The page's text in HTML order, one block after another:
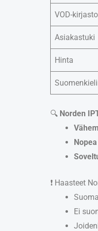
VOD-kirjasto
Asiakastuki
Hinta
🔍 Norden
❗ Haasteet
Ei